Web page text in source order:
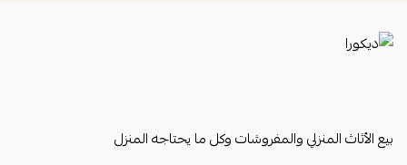
ديكورا
بيع الأثاث المنزلي والمفروشات وكل ما يحتاجه المنزل